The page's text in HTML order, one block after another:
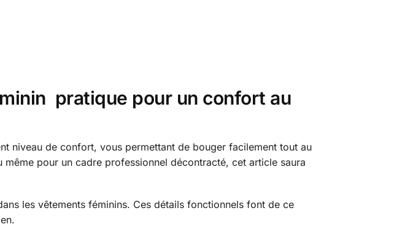
pratique pour un confort au
niveau de confort, vous permettant de bouger facilement tout au
pour un cadre professionnel décontracté, cet article saura
les vêtements féminins. Ces détails fonctionnels font de ce